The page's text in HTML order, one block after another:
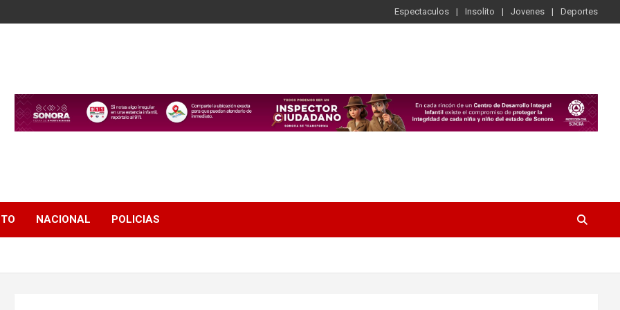
Espectaculos Insolito Jovenes Deportes
NACIONAL POLICIAS